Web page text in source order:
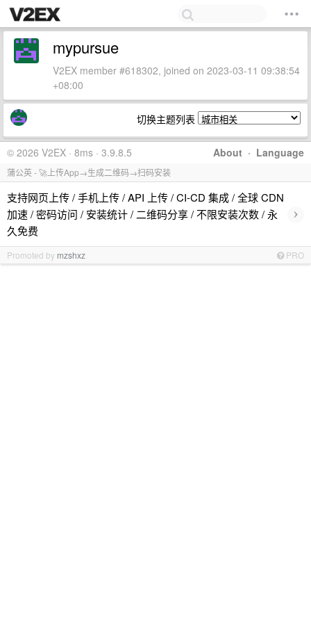
mypursue
V2EX member #618302, joined on 2023-03-11 09:38:54
+08:00
切换主题列表
About · Language
© 2026 V2EX · 8ms · 3.9.8.5
蒲公英 - 🚀上传App→生成二维码→扫码安装
支持网页上传 / 手机上传 / API 上传 / CI-CD 集成 / 全球 CDN
加速 / 密码访问 / 安装统计 / 二维码分享 / 不限安装次数 / 永
久免费
›
Promoted by mzshxz PRO